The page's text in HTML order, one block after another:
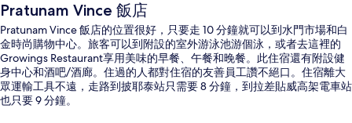
Pratunam Vince 飯店
Pratunam Vince 飯店的位置很好，只要走 10 分鐘就可以到水門市場和白
金時尚購物中心。旅客可以到附設的室外游泳池游個泳，或者去這裡的
Growings Restaurant享用美味的早餐、午餐和晚餐。此住宿還有附設健
身中心和酒吧/酒廊。住過的人都對住宿的友善員工讚不絕口。住宿離大
眾運輸工具不遠，走路到披耶泰站只需要 8 分鐘，到拉差貼威高架電車站
也只要 9 分鐘。